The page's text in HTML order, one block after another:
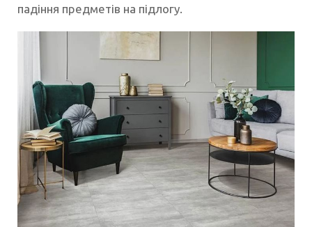
падіння предметів на підлогу.